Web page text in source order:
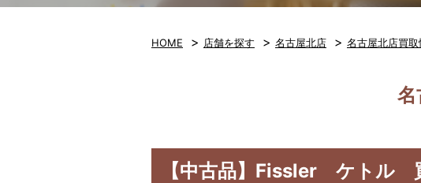
HOME > 店舗を探す > 名古屋北店 > 名古屋北店買取
名
【中古品】Fissler ケトル